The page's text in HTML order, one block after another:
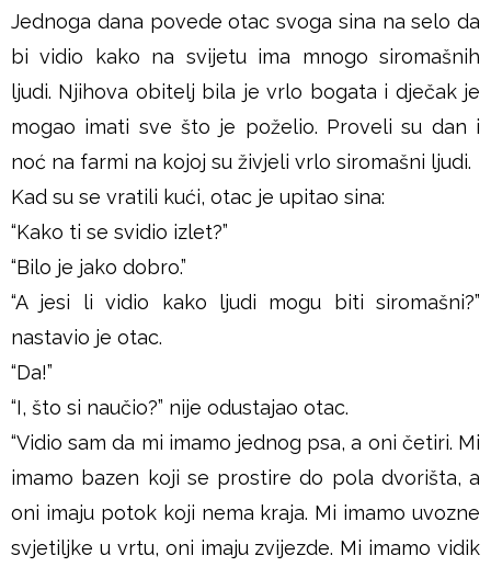
š
e
Jednoga dana povede otac svoga sina na selo da
bi vidio kako na svijetu ima mnogo siromašnih
ljudi. Njihova obitelj bila je vrlo bogata i dječak je
mogao imati sve što je poželio. Proveli su dan i
noć na farmi na kojoj su živjeli vrlo siromašni ljudi.
Kad su se vratili kući, otac je upitao sina:
“Kako ti se svidio izlet?”
“Bilo je jako dobro.”
“A jesi li vidio kako ljudi mogu biti siromašni?”
nastavio je otac.
“Da!”
“I, što si naučio?” nije odustajao otac.
“Vidio sam da mi imamo jednog psa, a oni četiri. Mi
imamo bazen koji se prostire do pola dvorišta, a
oni imaju potok koji nema kraja. Mi imamo uvozne
svjetiljke u vrtu, oni imaju zvijezde. Mi imamo vidik